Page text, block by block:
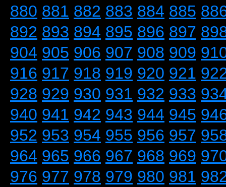
880 881 882 883 884 885
892 893 894 895 896 897
904 905 906 907 908 909
916 917 918 919 920 921
928 929 930 931 932 933
940 941 942 943 944 945
952 953 954 955 956 957
964 965 966 967 968 969
976 977 978 979 980 981